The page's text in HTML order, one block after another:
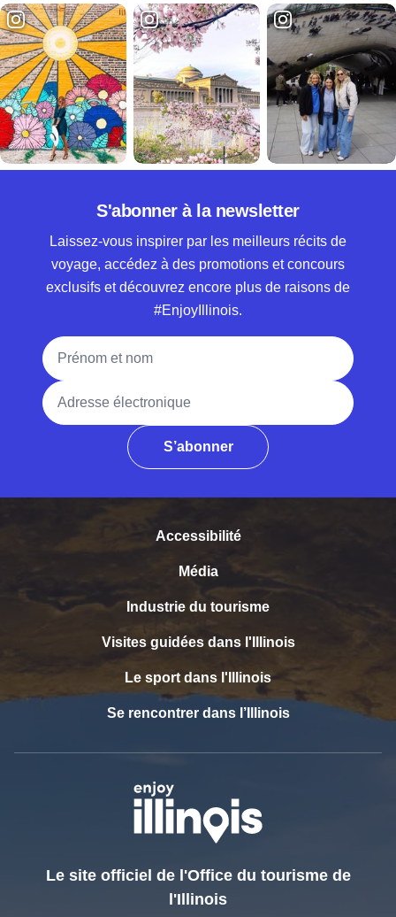
S'abonner à la newsletter
Laissez-vous inspirer par les meilleurs récits de
voyage, accédez à des promotions et concours
exclusifs et découvrez encore plus de raisons de
#EnjoyIllinois.
Nom complet
Adresse électronique
S’abonner
Accessibilité
Média
Industrie du tourisme
Visites guidées dans l'Illinois
Le sport dans l'Illinois
Se rencontrer dans l’Illinois
Le site officiel de l'Office du tourisme de
l'Illinois